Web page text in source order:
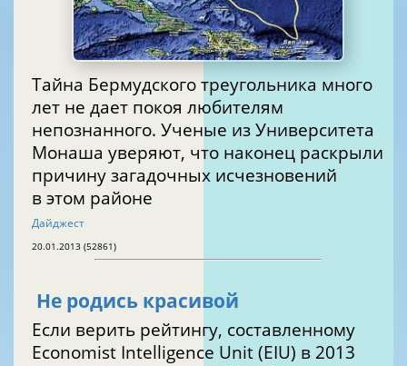
Тайна Бермудского треугольника много
лет не дает покоя любителям
непознанного. Ученые из Университета
Монаша уверяют, что наконец раскрыли
причину загадочных исчезновений
в этом районе
Дайджест
20.01.2013 (52861)
Не родись красивой
Если верить рейтингу, составленному
Economist Intelligence Unit (EIU) в 2013